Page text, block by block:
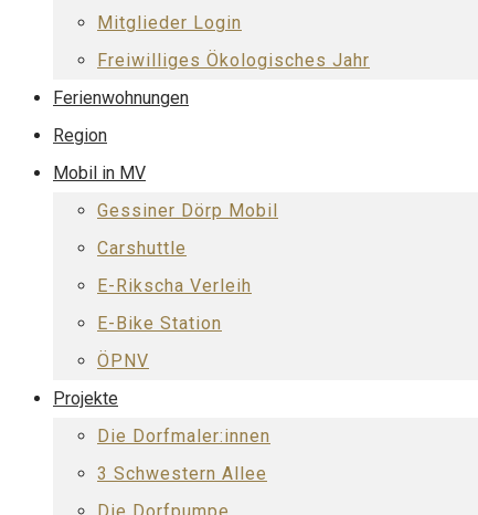
Mitglieder Login
Freiwilliges Ökologisches Jahr
Ferienwohnungen
Region
Mobil in MV
Gessiner Dörp Mobil
Carshuttle
E-Rikscha Verleih
E-Bike Station
ÖPNV
Projekte
Die Dorfmaler:innen
3 Schwestern Allee